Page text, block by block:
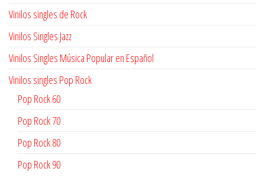
Vinilos singles de Rock
Vinilos Singles Jazz
Vinilos Singles Música Popular en Español
Vinilos singles Pop Rock
Pop Rock 60
Pop Rock 70
Pop Rock 80
Pop Rock 90